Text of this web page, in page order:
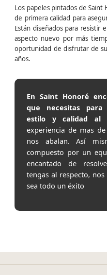
Los papeles pintados de
de primera calidad para
Están diseñados para resistir
aspecto nuevo por más
oportunidad de disfrutar de
años.
En Saint Honoré
que necesitas para
estilo y calidad al
experiencia de mas
nos abalan. Así
compuesto por un
encantado de
tengas al respecto,
sea todo un éxito